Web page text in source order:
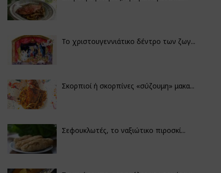
Το χριστουγεννιάτικο δέντρο των ζωγ...
Σκορπιοί ή σκορπίνες «σύζουμη» μακα...
Σεφουκλωτές, το ναξιώτικο πιροσκί...